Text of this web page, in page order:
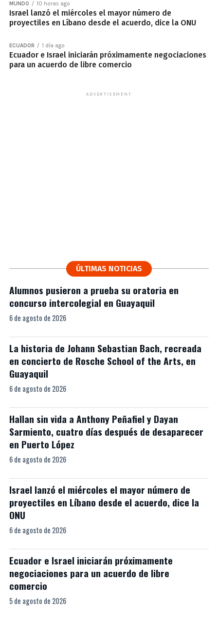
MUNDO 10 horas ago
Israel lanzó el miércoles el mayor número de
proyectiles en Líbano desde el acuerdo, dice la ONU
ECUADOR 1 día ago
Ecuador e Israel iniciarán próximamente negociaciones
para un acuerdo de libre comercio
ADVERTISEMENT
ÚLTIMAS NOTICIAS
Alumnos pusieron a prueba su oratoria en
concurso intercolegial en Guayaquil
6 de agosto de 2026
La historia de Johann Sebastian Bach, recreada
en concierto de Rosche School of the Arts, en
Guayaquil
6 de agosto de 2026
Hallan sin vida a Anthony Peñafiel y Dayan
Sarmiento, cuatro días después de desaparecer
en Puerto López
6 de agosto de 2026
Israel lanzó el miércoles el mayor número de
proyectiles en Líbano desde el acuerdo, dice la
ONU
6 de agosto de 2026
Ecuador e Israel iniciarán próximamente
negociaciones para un acuerdo de libre
comercio
5 de agosto de 2026